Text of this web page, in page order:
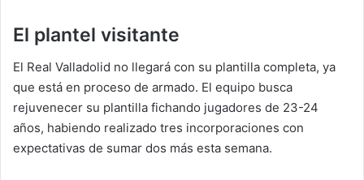
El plantel visitante
El Real Valladolid no llegará con su plantilla completa, ya
que está en proceso de armado. El equipo busca
rejuvenecer su plantilla fichando jugadores de 23-24
años, habiendo realizado tres incorporaciones con
expectativas de sumar dos más esta semana.